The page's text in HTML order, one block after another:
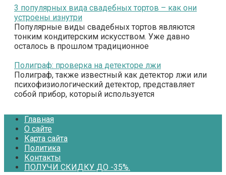
3 популярных вида свадебных тортов – как они
устроены изнутри
Популярные виды свадебных тортов являются
тонким кондитерским искусством. Уже давно
осталось в прошлом традиционное
Полиграф: проверка на детекторе лжи
Полиграф, также известный как детектор лжи или
психофизиологический детектор, представляет
собой прибор, который используется
Главная
О сайте
Карта сайта
Политика
Контакты
ПОЛУЧИ СКИДКУ ДО -35%.